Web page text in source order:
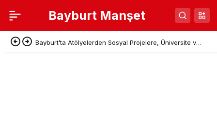
Bayburt Manşet
Bayburt’ta Atölyelerden Sosyal Projelere, Üniversite ve